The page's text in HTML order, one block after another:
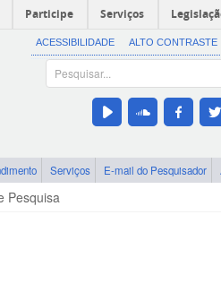
Participe Serviços
ACESSIBILIDADE ALTO CONTRASTE
Serviços E-mail do Pesquisador
Pesquisa